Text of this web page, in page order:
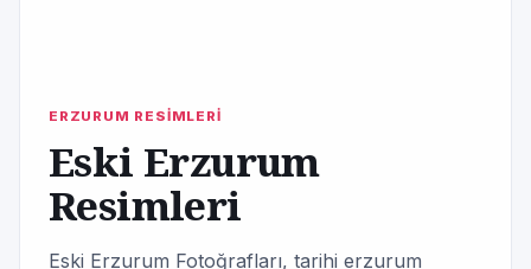
ERZURUM RESİMLERİ
Eski Erzurum
Resimleri
Eski Erzurum Fotoğrafları, tarihi erzurum